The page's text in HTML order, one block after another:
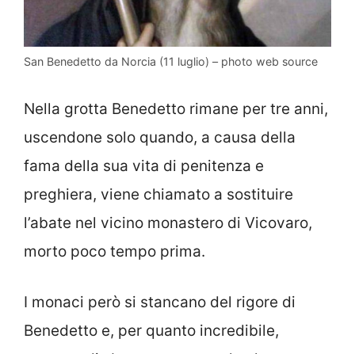
San Benedetto da Norcia (11 luglio) – photo web source
Nella grotta Benedetto rimane per tre anni,
uscendone solo quando, a causa della
fama della sua vita di penitenza e
preghiera, viene chiamato a sostituire
l’abate nel vicino monastero di Vicovaro,
morto poco tempo prima.
I monaci però si stancano del rigore di
Benedetto e, per quanto incredibile,